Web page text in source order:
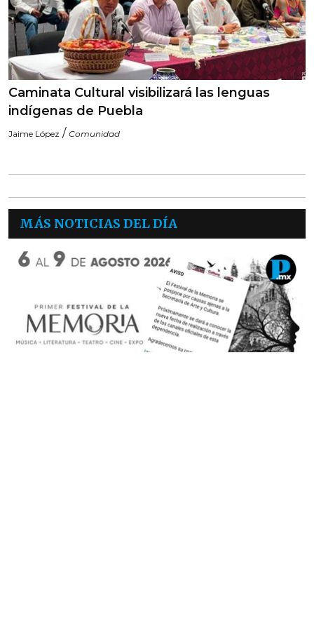
Caminata Cultural visibilizará las lenguas
indígenas de Puebla
Jaime López / Comunidad
MÁS NOTICIAS DEL DÍA